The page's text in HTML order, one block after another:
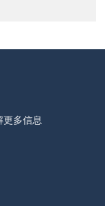
多信息